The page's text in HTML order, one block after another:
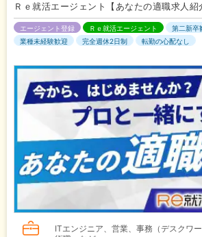
Ｒｅ就活エージェント【あなたの適職求人紹
エージェント登録 Ｒｅ就活エージェント 第二新卒
業種未経験歓迎
完全週休2日制 転勤の心配なし
ITエンジニア、営業、事務（デスクワ